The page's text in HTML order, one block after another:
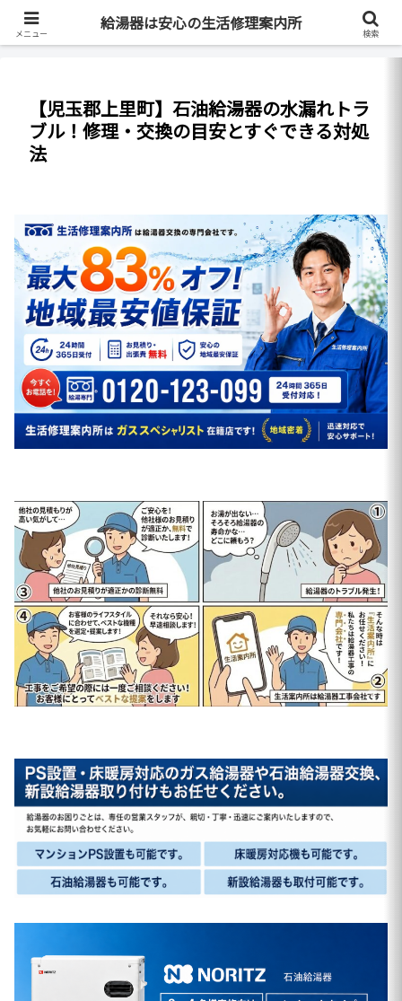
最短即日・全国対応・最大83%OFF
【児玉郡上里町】石油給湯器の水漏れトラ
ブル！修理・交換の目安とすぐできる対処
法
メニュー
給湯器は安心の生活修理案内所
検索